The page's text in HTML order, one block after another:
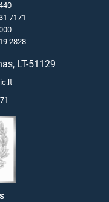
7171
2828
LT-51129